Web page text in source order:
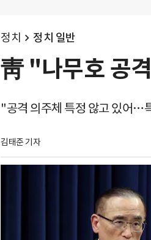
정치 정치 일반
靑 "나무호 공
"공격 의주체 특정 않고 있어…
김태준 기자